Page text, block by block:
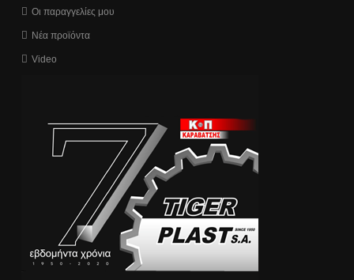
Οι παραγγελίες μου
Νέα προϊόντα
Video